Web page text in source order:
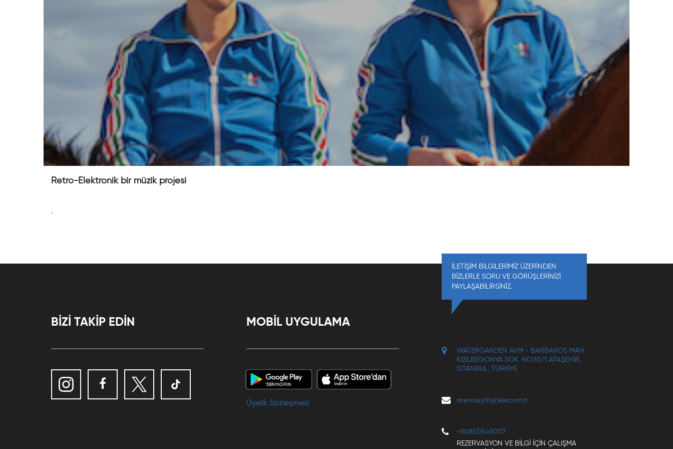
Retro-Elektronik bir müzik projesi
.
BİZİ TAKİP EDİN MOBİL UYGULAMA
Üyelik Sözleşmesi
İLETİŞİM BİLGİLERİMİZ ÜZERİNDEN
BİZLERLE SORU VE GÖRÜŞLERİNİZİ
PAYLAŞABİLİRSİNİZ.
WATERGARDEN AVM - BARBAROS MAH.
KIZILBEGONYA SOK. NO:10/1 ATAŞEHIR,
İSTANBUL, TÜRKIYE
arena@jollyjoker.com.tr
+908505490117
REZERVASYON VE BILGI IÇIN ÇALIŞMA